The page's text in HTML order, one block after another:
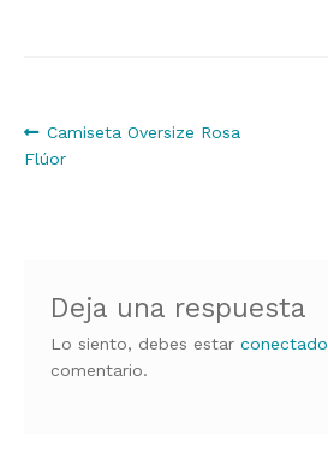
Navegación
de
Anterior:
Camiseta Oversize Rosa
Flúor
Deja una respuesta
Lo siento, debes estarconectado
comentario.